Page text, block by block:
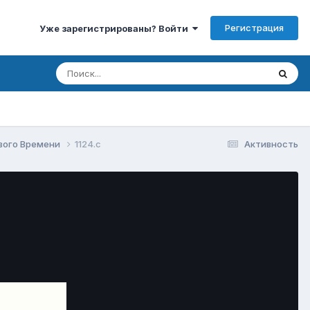
Уже зарегистрированы? Войти Регистрация
Активность
Времени 1124.c